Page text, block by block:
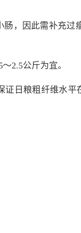
，因此需补充过
2.5公斤为宜。
日粮粗纤维水平